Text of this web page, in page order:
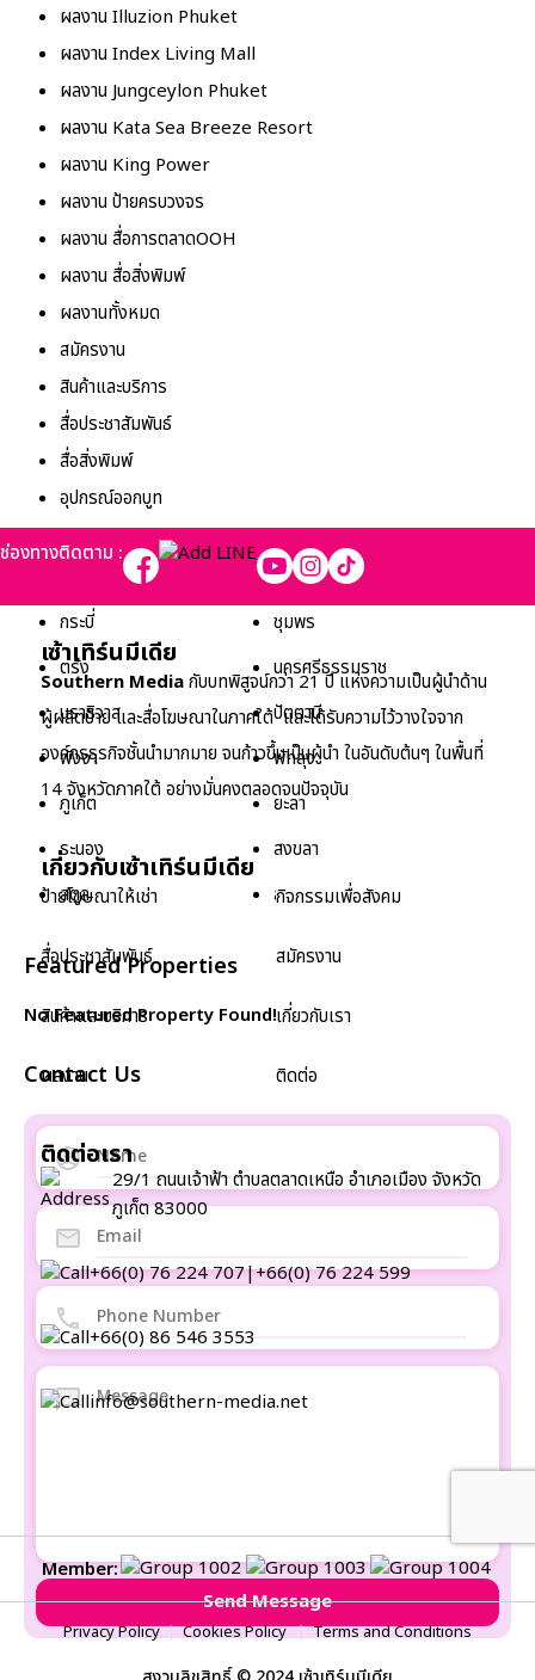
ผลงาน Illuzion Phuket
ผลงาน Index Living Mall
ผลงาน Jungceylon Phuket
ผลงาน Kata Sea Breeze Resort
ผลงาน King Power
ผลงาน ป้ายครบวงจร
ผลงาน สื่อการตลาดOOH
ผลงาน สื่อสิ่งพิมพ์
ผลงานทั้งหมด
สมัครงาน
สินค้าและบริการ
สื่อประชาสัมพันธ์
สื่อสิ่งพิมพ์
อุปกรณ์ออกบูท
Property Types
กระบี่
ชุมพร
ตรัง
นครศรีธรรมราช
นราธิวาส
ปัตตานี
พังงา
พัทลุง
ภูเก็ต
ยะลา
ระนอง
สงขลา
สตูล
สุราษฎร์ธานี
Featured Properties
No Featured Property Found!
Contact Us
ช่องทางติดตาม :
เซ้าเทิร์นมีเดีย
Southern Mediaกับบทพิสูจน์กว่า 21 ปี แห่งความเป็นผู้นำด้าน
ผู้ผลิตป้าย และสื่อโฆษณาในภาคใต้ และได้รับความไว้วางใจจาก
องค์กรธุรกิจชั้นนำมากมาย จนก้าวขึ้นเป็นผู้นำ ในอันดับต้นๆ ในพื้นที่
14 จังหวัดภาคใต้ อย่างมั่นคงตลอดจนปัจจุบัน
เกี่ยวกับเซ้าเทิร์นมีเดีย
ป้ายโฆษณาให้เช่า
สื่อประชาสัมพันธ์
สินค้าและบริการ
ผลงาน
กิจกรรมเพื่อสังคม
สมัครงาน
เกี่ยวกับเรา
ติดต่อ
ติดต่อเรา
29/1 ถนนเจ้าฟ้า ตำบลตลาดเหนือ อำเภอเมือง จังหวัด
ภูเก็ต 83000
+66(0) 76 224 707|+66(0) 76 224 599
+66(0) 86 546 3553
info@southern-media.net
Member:
Privacy Policy | Cookies Policy |Terms and Conditions